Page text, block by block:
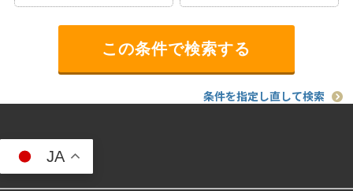
条件を指定し直して検索
JA